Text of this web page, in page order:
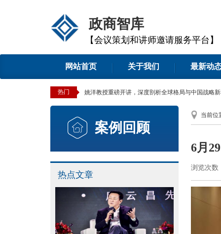
政商智库
【会议策划和讲师邀请服务平台】
网站首页 关于我们 最新动
热门 姚洋教授重磅开讲，深度剖析全球格局与中国战略
案例回顾
热点文章
当前位
6月
浏览次数